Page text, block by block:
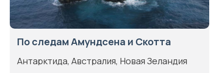
По следам Амундсена и Скотта
Антарктида, Австралия, Новая Зеландия